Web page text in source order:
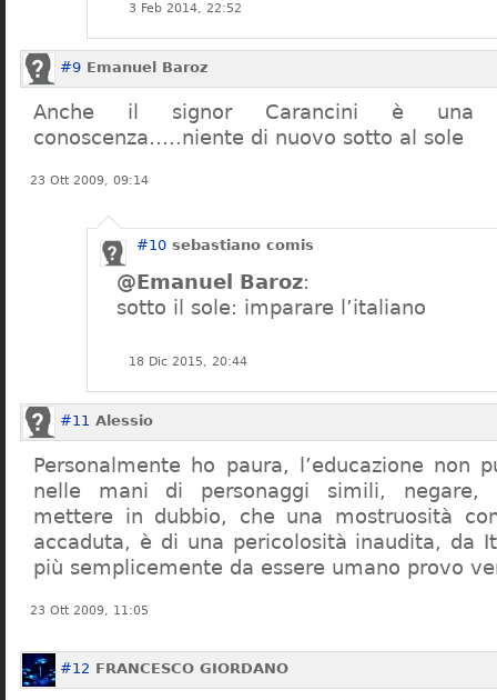
3 Feb 2014, 22:52
#9 Emanuel Baroz
Anche il signor Carancini è una
conoscenza…..niente di nuovo sotto al sole
23 Ott 2009, 09:14
#10 sebastiano comis
@Emanuel Baroz:
sotto il sole: imparare l’italiano
18 Dic 2015, 20:44
#11 Alessio
Personalmente ho paura, l’educazione non
nelle mani di personaggi simili, negare,
mettere in dubbio, che una mostruosità
accaduta, è di una pericolosità inaudita, da
più semplicemente da essere umano provo
23 Ott 2009, 11:05
#12 FRANCESCO GIORDANO